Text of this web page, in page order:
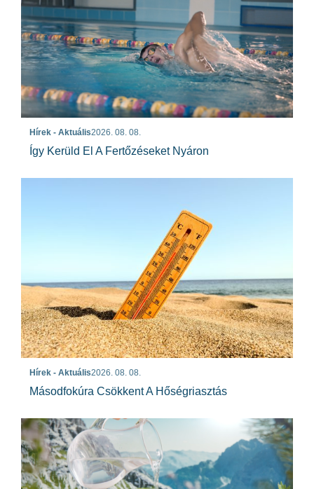
Hírek - Aktuális2026. 08. 08.
Így Kerüld El A Fertőzéseket Nyáron
Hírek - Aktuális2026. 08. 08.
Másodfokúra Csökkent A Hőségriasztás